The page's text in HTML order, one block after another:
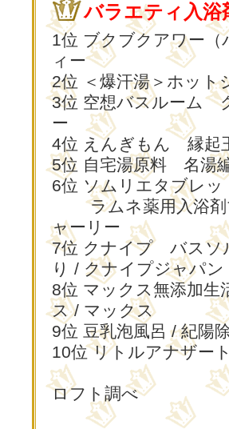
バラエティ入浴
1位 ブクブクアワー
ィー
2位 ＜爆汗湯＞ホット
3位 空想バスルーム
ー
4位 えんぎもん 縁起
5位 自宅湯原料 名湯
6位 ソムリエタブレッ
ラムネ薬用入浴剤
ャーリー
7位 クナイプ バスソ
り / クナイプジャパン
8位 マックス無添加
ス / マックス
9位 豆乳泡風呂 / 紀陽
10位 リトルアナザー
ロフト調べ